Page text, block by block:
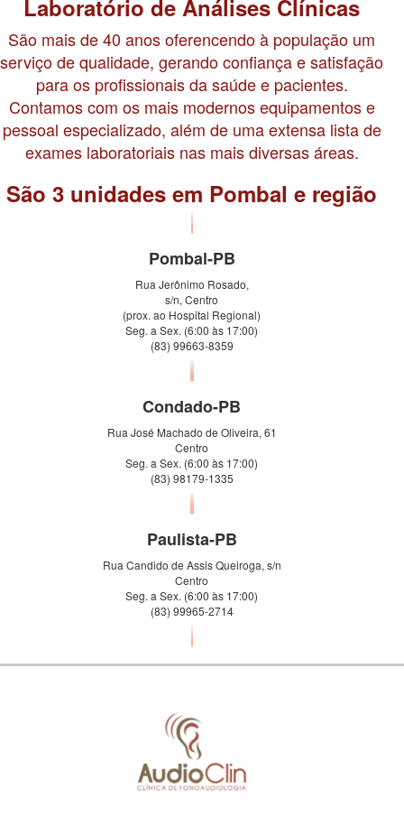
Laboratório de Análises Clínicas
São mais de 40 anos oferencendo à população um
serviço de qualidade, gerando confiança e satisfação
para os profissionais da saúde e pacientes.
Contamos com os mais modernos equipamentos e
pessoal especializado, além de uma extensa lista de
exames laboratoriais nas mais diversas áreas.
São 3 unidades em Pombal e região
Pombal-PB
Rua Jerônimo Rosado,
s/n, Centro
(prox. ao Hospital Regional)
Seg. a Sex. (6:00 às 17:00)
(83) 99663-8359
Condado-PB
Rua José Machado de Oliveira, 61
Centro
Seg. a Sex. (6:00 às 17:00)
(83) 98179-1335
Paulista-PB
Rua Candido de Assis Queiroga, s/n
Centro
Seg. a Sex. (6:00 às 17:00)
(83) 99965-2714